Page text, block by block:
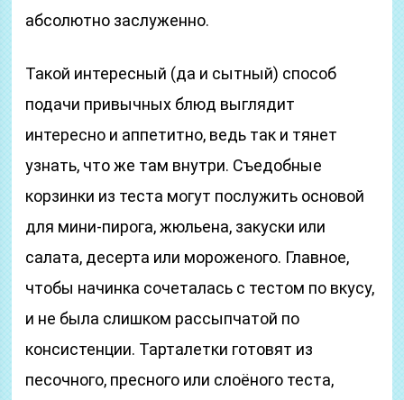
абсолютно заслуженно.
Такой интересный (да и сытный) способ
подачи привычных блюд выглядит
интересно и аппетитно, ведь так и тянет
узнать, что же там внутри. Съедобные
корзинки из теста могут послужить основой
для мини-пирога, жюльена, закуски или
салата, десерта или мороженого. Главное,
чтобы начинка сочеталась с тестом по вкусу,
и не была слишком рассыпчатой по
консистенции. Тарталетки готовят из
песочного, пресного или слоёного теста,